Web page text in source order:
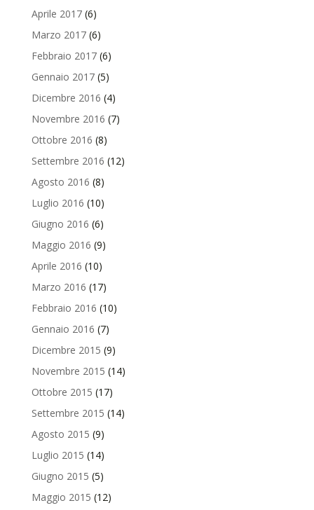
Aprile 2017(6)
Marzo 2017(6)
Febbraio 2017(6)
Gennaio 2017(5)
Dicembre 2016 (4)
Novembre 2016 (7)
Ottobre 2016 (8)
Settembre 2016 (12)
Agosto 2016 (8)
Luglio 2016 (10)
Giugno 2016 (6)
Maggio 2016 (9)
Aprile 2016 (10)
Marzo 2016 (17)
Febbraio 2016 (10)
Gennaio 2016 (7)
Dicembre 2015 (9)
Novembre 2015 (14)
Ottobre 2015 (17)
Settembre 2015 (14)
Agosto 2015 (9)
Luglio 2015 (14)
Giugno 2015 (5)
Maggio 2015 (12)